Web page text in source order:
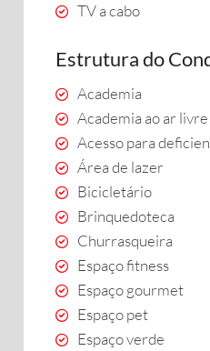
TV a cabo
Estrutura do
Academia
Academia ao ar livre
Acesso para
Área de lazer
Bicicletário
Brinquedoteca
Churrasqueira
Espaço fitness
Espaço gourmet
Espaço pet
Espaço verde